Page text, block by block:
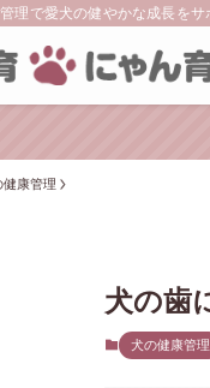
理で愛犬の健やかな成長をサ
健康管理
犬の歯
犬の健康管理